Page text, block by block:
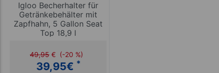
Igloo Becherhalter für
Getränkebehälter mit
Zapfhahn, 5 Gallon Seat
Top 18,9 l
49,95 € (-20 %)
39,95€ *